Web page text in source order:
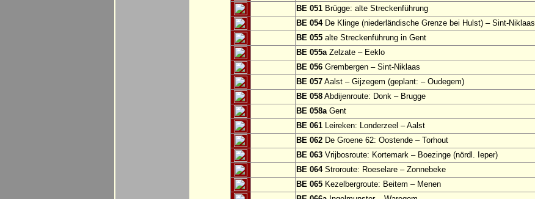
BE 051 Brügge: alte Streckenführung
BE 054De Klinge (niederländische Grenze bei Hulst) – Sint-Niklaas
BE 055 alte Streckenführung in Gent
BE 055aZelzate – Eeklo
BE 056 Grembergen – Sint-Niklaas
BE 057 Aalst – Gijzegem (geplant: – Oudegem)
BE 058 Abdijenroute: Donk – Brugge
BE 058aGent
BE 061 Leireken: Londerzeel – Aalst
BE 062 De Groene 62: Oostende – Torhout
BE 063 Vrijbosroute: Kortemark – Boezinge (nördl. Ieper)
BE 064Stroroute: Roeselare – Zonnebeke
BE 065 Kezelbergroute: Beitem – Menen